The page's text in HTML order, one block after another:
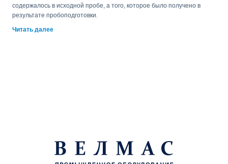
содержалось в исходной пробе, а того, которое было получено в
результате пробоподготовки.
Например, для анализа жидких веществ, может потребоваться такая
диоксиоды и фураны и прочее. Используются в фармацевтике. В
пищевой промышленности. В криминалистике.
Читать далее